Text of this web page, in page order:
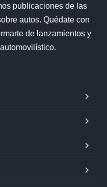
publicaciones de las
autos. Quédate con
de lanzamientos y